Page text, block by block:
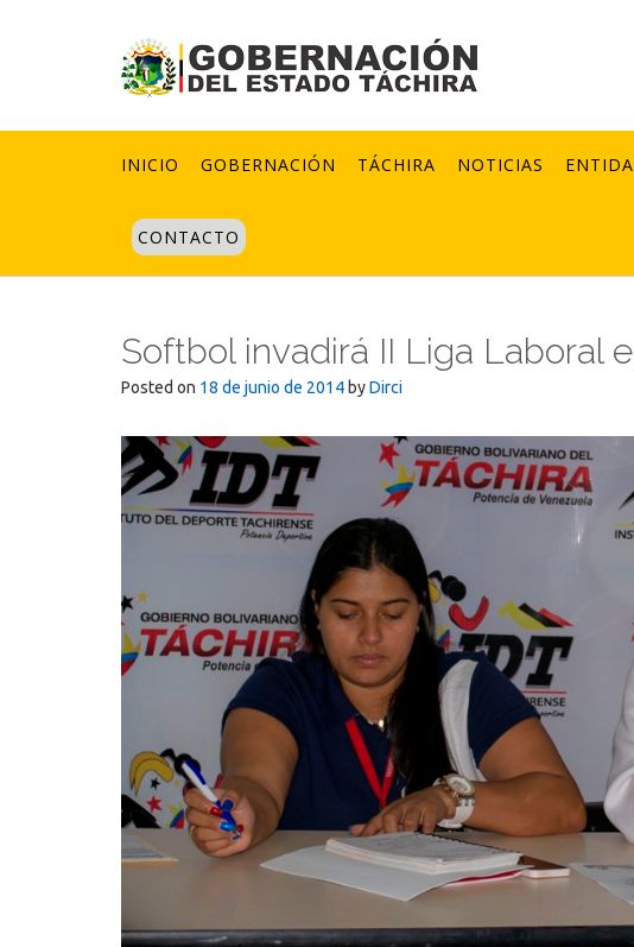
INICIO GOBERNACIÓN TÁCHIRA NOTICIAS
CONTACTO
Softbol invadirá II Liga Laboral
Posted on 18 de junio de 2014 byDirci